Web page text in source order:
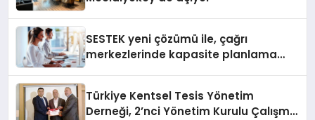
SESTEK yeni çözümü ile, çağrı
merkezlerinde kapasite planlama
Türkiye Kentsel Tesis Yönetim
Derneği, 2’nci Yönetim Kurulu Çalışma